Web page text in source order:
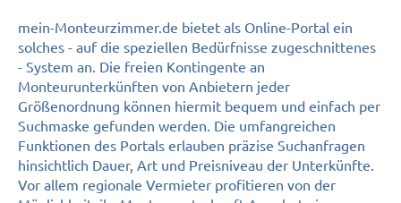
mein-Monteurzimmer.de bietet als Online-Portal ein
solches - auf die speziellen Bedürfnisse zugeschnittenes
- System an. Die freien Kontingente an
Monteurunterkünften von Anbietern jeder
Größenordnung können hiermit bequem und einfach per
Suchmaske gefunden werden. Die umfangreichen
Funktionen des Portals erlauben präzise Suchanfragen
hinsichtlich Dauer, Art und Preisniveau der Unterkünfte.
Vor allem regionale Vermieter profitieren von der